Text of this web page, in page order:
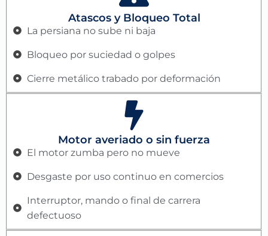
Atascos y Bloqueo Total
La persiana no sube ni baja
Bloqueo por suciedad o golpes
Cierre metálico trabado por deformación
Motor averiado o sin fuerza
El motor zumba pero no mueve
Desgaste por uso continuo en comercios
Interruptor, mando o final de carrera
defectuoso